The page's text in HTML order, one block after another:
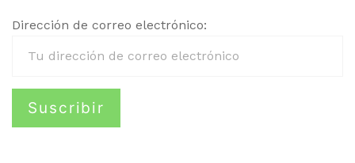
Dirección de correo electrónico: